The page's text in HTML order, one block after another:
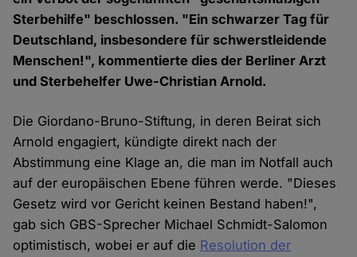
Sterbehilfe" beschlossen. "Ein schwarzer Tag für
Deutschland, insbesondere für schwerstleidende
Menschen!", kommentierte dies der Berliner Arzt
und Sterbehelfer Uwe-Christian Arnold.
Die Giordano-Bruno-Stiftung, in deren Beirat sich
Arnold engagiert, kündigte direkt nach der
Abstimmung eine Klage an, die man im Notfall auch
auf der europäischen Ebene führen werde. "Dieses
Gesetz wird vor Gericht keinen Bestand haben!",
gab sich GBS-Sprecher Michael Schmidt-Salomon
optimistisch, wobei er auf die Resolution der